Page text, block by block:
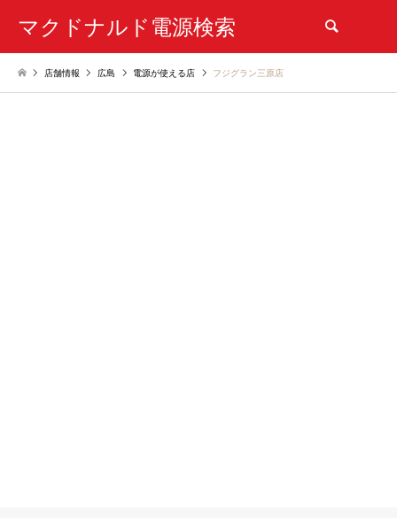
マクドナルド電源検索
店舗情報 広島 電源が使える店 フジグラン三原店